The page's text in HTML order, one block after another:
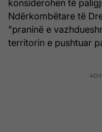
konsiderohen të
Ndërkombëtare të
"praninë e
territorin e pushtuar